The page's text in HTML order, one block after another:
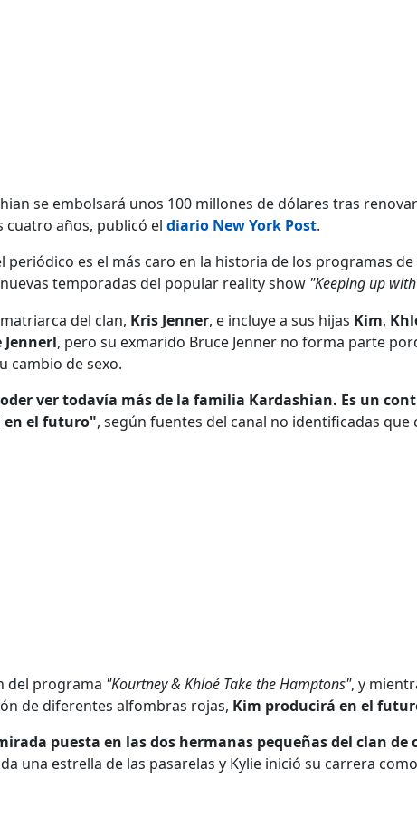
se embolsará unos 100 millones de dólares tras
cuatro años, publicó el diario New York Post.
periódico es el más caro en la historia de los programas
temporadas del popular reality show "Keeping up
del clan, Kris Jenner, e incluye a sus hijas Kim,
Jennerl, pero su exmarido Bruce Jenner no forma parte
cambio de sexo.
ver todavía más de la familia Kardashian. Es un
en el futuro", según fuentes del canal no identificadas que
del programa "Kourtney & Khloé Take the Hamptons", y
de diferentes alfombras rojas, Kim producirá en el
puesta en las dos hermanas pequeñas del clan de
una estrella de las pasarelas y Kylie inició su carrera